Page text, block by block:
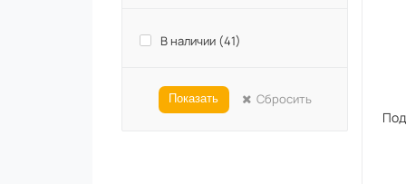
В наличии (41)
Показать Сбросить